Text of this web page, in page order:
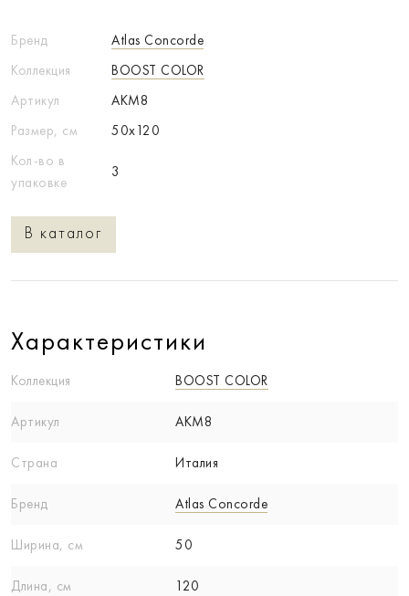
Бренд
Atlas Concorde
Коллекция
BOOST COLOR
Артикул
AKM8
Размер, см
50x120
Кол-во в
упаковке
3
В каталог
Характеристики
Коллекция BOOST COLOR
Артикул AKM8
Страна Италия
Бренд Atlas Concorde
Ширина, см 50
Длина, см 120